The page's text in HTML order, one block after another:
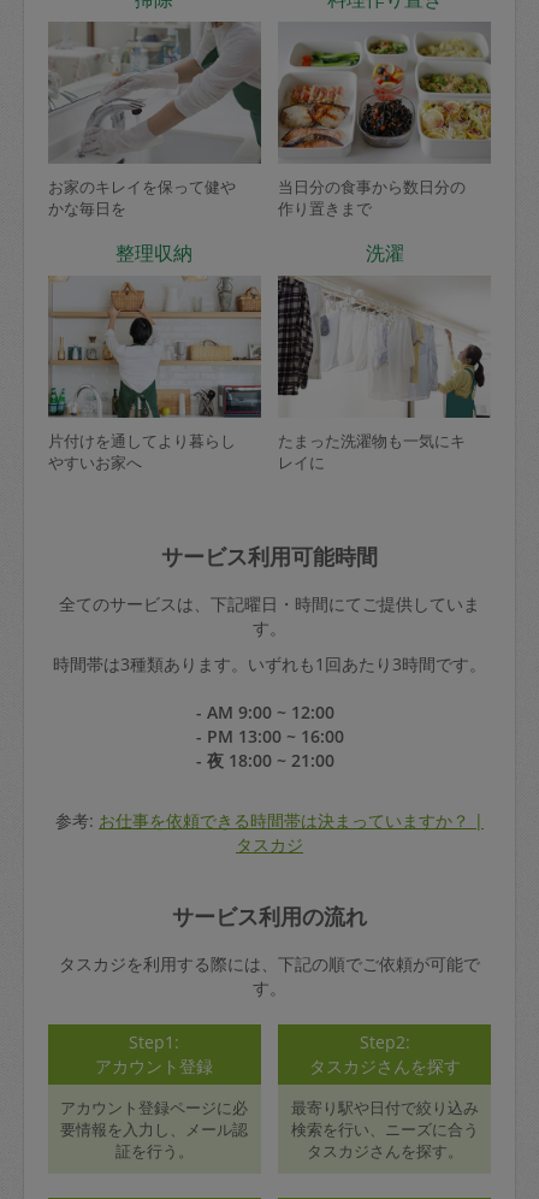
お家のキレイを保って健や
かな毎日を
当日分の食事から数日分の
作り置きまで
整理収納
片付けを通してより暮らし
やすいお家へ
洗濯
たまった洗濯物も一気にキ
レイに
サービス利用可能時間
全てのサービスは、下記曜日・時間にてご提供していま
す。
時間帯は3種類あります。いずれも1回あたり3時間です。
- AM 9:00 ~ 12:00
- PM 13:00 ~ 16:00
- 夜 18:00 ~ 21:00
参考: お仕事を依頼できる時間帯は決まっていますか？ |
タスカジ
サービス利用の流れ
タスカジを利用する際には、下記の順でご依頼が可能で
す。
Step1:
アカウント登録
アカウント登録ページに必
要情報を入力し、メール認
証を行う。
Step2:
タスカジさんを探す
最寄り駅や日付で絞り込み
検索を行い、ニーズに合う
タスカジさんを探す。